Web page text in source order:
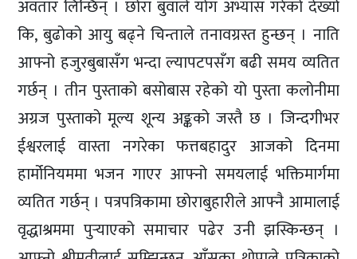
अवतार लिन्छिन् । छोरा बुवाले योग अभ्यास गरेको देख्यो
कि, बुढोको आयु बढ्ने चिन्ताले तनावग्रस्त हुन्छन् । नाति
आफ्नो हजुरबुबासँग भन्दा ल्यापटपसँग बढी समय व्यतित
गर्छन् । तीन पुस्ताको बसोबास रहेको यो पुस्ता कलोनीमा
अग्रज पुस्ताको मूल्य शून्य अङ्कको जस्तै छ । जिन्दगीभर
ईश्वरलाई वास्ता नगरेका फत्तबहादुर आजको दिनमा
हार्मोनियममा भजन गाएर आफ्नो समयलाई भक्तिमार्गमा
व्यतित गर्छन् । पत्रपत्रिकामा छोराबुहारीले आफ्नै आमालाई
वृद्धाश्रममा पुर्‍याएको समाचार पढेर उनी झस्किन्छन् ।